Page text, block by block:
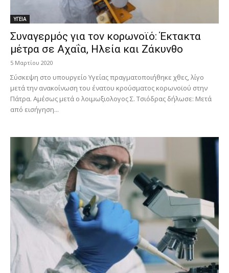
ΥΓΕΙΑ
Συναγερμός για τον κορωνοϊό: Έκτακτα
μέτρα σε Αχαΐα, Ηλεία και Ζάκυνθο
5 Μαρτίου 2020
Σύσκεψη στο υπουργείο Υγείας πραγματοποιήθηκε χθες, λίγο
μετά την ανακοίνωση του ένατου κρούσματος κορωνοϊού στην
Πάτρα. Αμέσως μετά ο λοιμωξιολογος Σ. Τσιόδρας δήλωσε: Μετά
από εισήγηση...